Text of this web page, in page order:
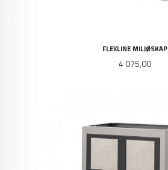
FLEXLINE MILJØSKAP
Pris
4 075,00